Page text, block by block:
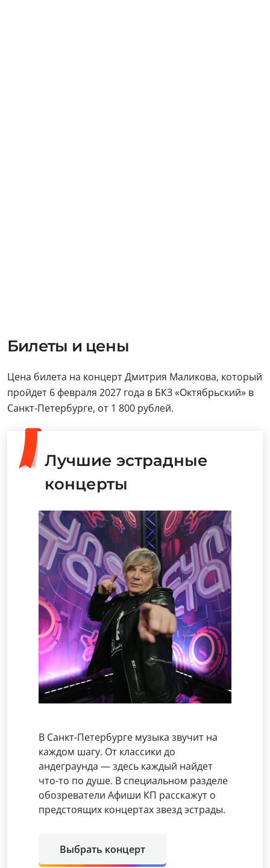
Билеты и цены
Цена билета на концерт Дмитрия Маликова, который
пройдет 6 февраля 2027 года в БКЗ «Октябрьский» в
Санкт-Петербурге, от 1 800 рублей.
Лучшие эстрадные
концерты
В Санкт-Петербурге музыка звучит на
каждом шагу. От классики до
андеграунда — здесь каждый найдет
что-то по душе. В специальном разделе
обозреватели Афиши КП расскажут о
предстоящих концертах звезд эстрады.
Выбрать концерт